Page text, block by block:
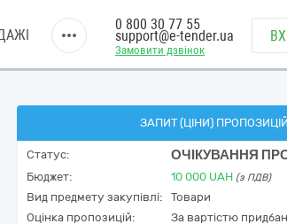
Замовити дзвінок
0 800 30 77 55
support@e-tender.ua
ЗАПИТ (ЦІНИ) ПРОПОЗИЦІЙ
Статус: ОЧІКУВАННЯ
Бюджет: 10 000 UAH (з ПДВ)
Вид предмету закупівлі:
Товари
Оцінка пропозицій:
За вартістю